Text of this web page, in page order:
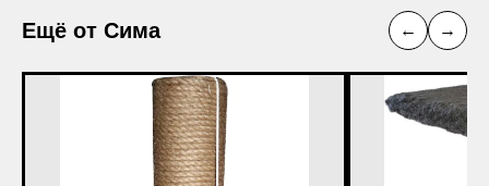
Ещё от Сима ← →